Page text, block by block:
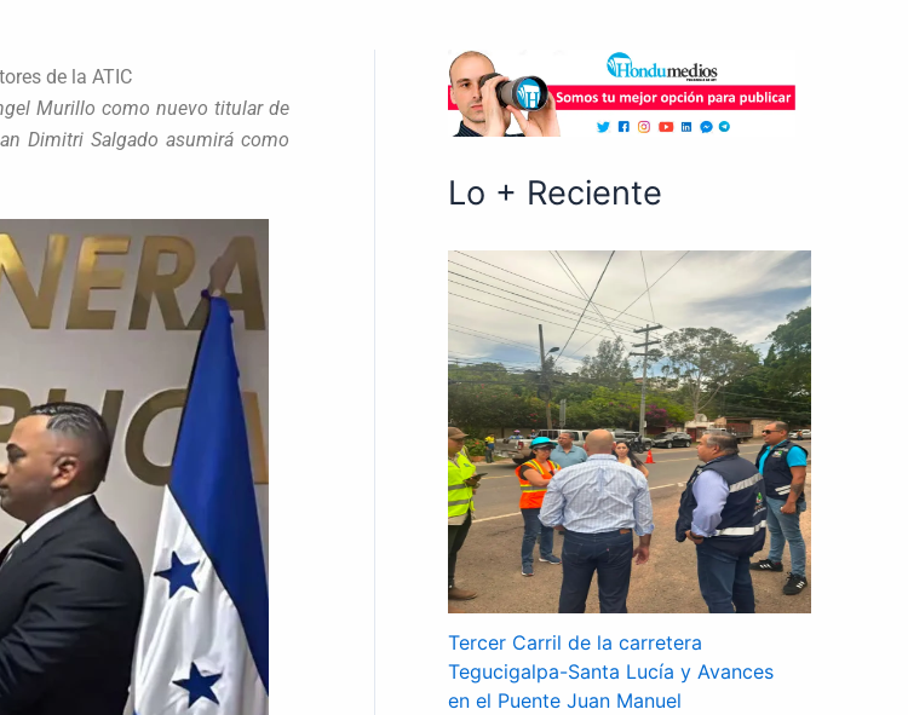
de la ATIC
Murillo como nuevo titular de
Dimitri Salgado asumirá como
Lo + Reciente
Tercer Carril de la carretera
Tegucigalpa-Santa Lucía y Avances
en el Puente Juan Manuel